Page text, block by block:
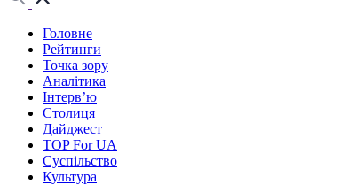
Головне
Рейтинги
Точка зору
Аналітика
Інтерв’ю
Столиця
Дайджест
TOP For UA
Суспiльство
Культура